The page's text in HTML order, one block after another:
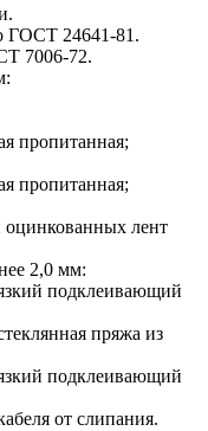
ГОСТ 24641-81.
7006-72.
пропитанная;
пропитанная;
оцинкованных лент
2,0 мм:
подклеивающий
пряжа из
подклеивающий
от слипания.